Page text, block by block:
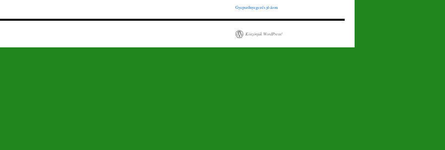
Gyepszőnyegezés jó áron
Köszönjük WordPress!